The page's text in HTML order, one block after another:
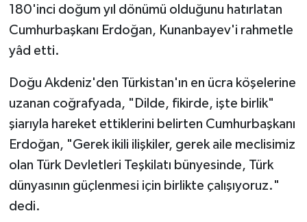
180'inci doğum yıl dönümü olduğunu hatırlatan
Cumhurbaşkanı Erdoğan, Kunanbayev'i rahmetle
yâd etti.
Doğu Akdeniz'den Türkistan'ın en ücra köşelerine
uzanan coğrafyada, "Dilde, fikirde, işte birlik"
şiarıyla hareket ettiklerini belirten Cumhurbaşkanı
Erdoğan, "Gerek ikili ilişkiler, gerek aile meclisimiz
olan Türk Devletleri Teşkilatı bünyesinde, Türk
dünyasının güçlenmesi için birlikte çalışıyoruz."
dedi.